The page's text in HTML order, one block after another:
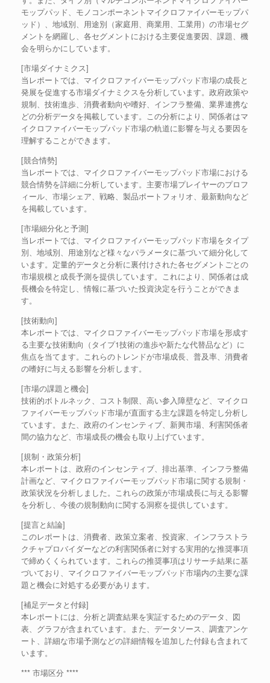
モップパッド、モノコンポーネントマイクロファイバーモップパ
ッド）、地域別、用途別（家庭用、商業用、工業用）の市場セグ
メントを網羅し、各セグメントにおける主要促進要因、課題、機
会を明らかにしています。
[市場ダイナミクス]
当レポートでは、マイクロファイバーモップパッド市場の成長と
発展を促進する市場ダイナミクスを分析しています。政府政策や
規制、技術進歩、消費者動向や嗜好、インフラ整備、業界連携な
どの分析データを掲載しています。この分析により、関係者はマ
イクロファイバーモップパッド市場の軌道に影響を与える要因を
理解することができます。
[競合情勢]
当レポートでは、マイクロファイバーモップパッド市場における
競合情勢を詳細に分析しています。主要市場プレイヤーのプロフ
ィール、市場シェア、戦略、製品ポートフォリオ、最新動向など
を掲載しています。
[市場細分化と予測]
当レポートでは、マイクロファイバーモップパッド市場をタイプ
別、地域別、用途別など様々なパラメータに基づいて細分化して
います。定量的データと分析に裏付けされた各セグメントごとの
市場規模と成長予測を提供しています。これにより、関係者は成
長機会を特定し、情報に基づいた投資決定を行うことができま
す。
[技術動向]
本レポートでは、マイクロファイバーモップパッド市場を形成す
る主要な技術動向（タイプ1技術の進歩や新たな代替品など）に
焦点を当てます。これらのトレンドが市場成長、普及率、消費者
の嗜好に与える影響を分析します。
[市場の課題と機会]
技術的ボトルネック、コスト制限、高い参入障壁など、マイクロ
ファイバーモップパッド市場が直面する主な課題を特定し分析し
ています。また、政府のインセンティブ、新興市場、利害関係者
間の協力など、市場成長の機会も取り上げています。
[規制・政策分析]
本レポートは、政府のインセンティブ、排出基準、インフラ整備
計画など、マイクロファイバーモップパッド市場に関する規制・
政策状況を分析しました。これらの政策が市場成長に与える影響
を分析し、今後の規制動向に関する洞察を提供しています。
[提言と結論]
このレポートは、消費者、政策立案者、投資家、インフラストラ
クチャプロバイダーなどの利害関係者に対する実用的な推奨事項
で締めくくられています。これらの推奨事項はリサーチ結果に基
づいており、マイクロファイバーモップパッド市場内の主要な課
題と機会に対処する必要があります。
[補足データと付録]
本レポートには、分析と調査結果を実証するためのデータ、図
表、グラフが含まれています。また、データソース、調査アンケ
ート、詳細な市場予測などの詳細情報を追加した付録も含まれて
います。
*** 市場区分 ****